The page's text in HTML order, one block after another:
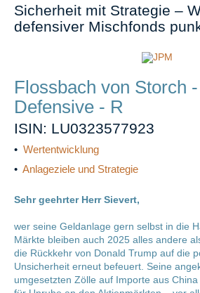
Sicherheit mit Strategie –
defensiver Mischfonds
Flossbach von Storch
Defensive - R
ISIN: LU0323577923
• Wertentwicklung
• Anlageziele und Strategie
Sehr geehrter Herr Sievert,
wer seine Geldanlage gern selbst in die
Märkte bleiben auch 2025 alles andere
die Rückkehr von Donald Trump auf die
Unsicherheit erneut befeuert. Seine
umgesetzten Zölle auf Importe aus